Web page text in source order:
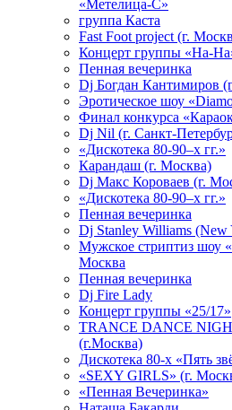
«Метелица-С»
группа Каста
Fast Foot project (г.
Концерт группы «На-
Пенная вечеринка
Dj Богдан Кантимиров
Эротическое шоу
Финал конкурса
Dj Nil (г. Санкт-
«Дискотека 80-90–х гг.»
Карандаш (г. Москва)
Dj Макс Короваев (г.
«Дискотека 80-90–х гг.»
Пенная вечеринка
Dj Stanley Williams
Мужское стриптиз шоу
Москва
Пенная вечеринка
Dj Fire Lady
Концерт группы «25/17»
TRANCE DANCE
(г.Москва)
Дискотека 80-х «Пять
«SEXY GIRLS» (г.
«Пенная Вечеринка»